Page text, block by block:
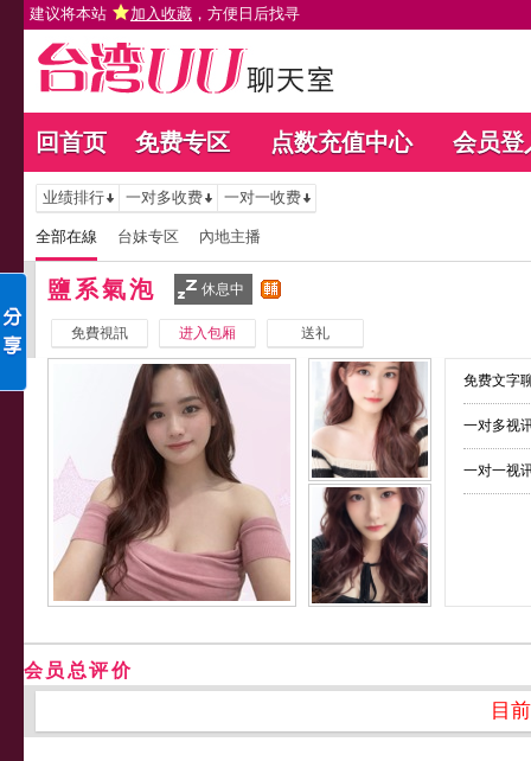
建议将本站 加入收藏 ，方便日后找寻
回首页 免费专区 点数充值中心 会员登
业绩排行 一对多收费 一对一收费
全部在線 台妹专区 內地主播
鹽系氣泡 休息中
免費視訊 进入包厢 送礼
免费文字
一对多视
一对一视
会员总评价
目